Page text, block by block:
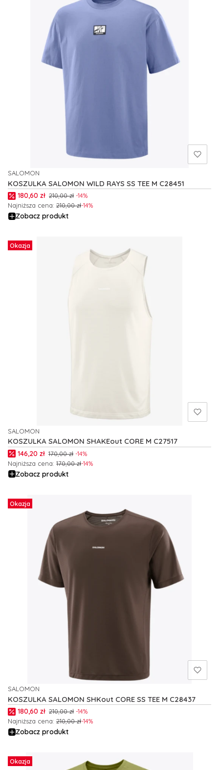
KOSZULKA SALOMON WILD RAYS SS TEE M C28451
PRODUCENT
SALOMON
Cena promocyjna
180,60 zł 210,00 zł -14%
Najniższa cena: 210,00 zł-14%
Zobacz produkt
Okazja
KOSZULKA SALOMON SHAKEout CORE M C27517
PRODUCENT
SALOMON
Cena promocyjna
146,20 zł 170,00 zł -14%
Najniższa cena: 170,00 zł-14%
Zobacz produkt
Okazja
KOSZULKA SALOMON SHKout CORE SS TEE M C28437
PRODUCENT
SALOMON
Cena promocyjna
180,60 zł 210,00 zł -14%
Najniższa cena: 210,00 zł-14%
Zobacz produkt
Okazja